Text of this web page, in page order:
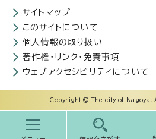
サイトマップ
このサイトについて
個人情報の取り扱い
著作権・リンク・免責事項
ウェブアクセシビリティについて
Copyright © The city of Nagoya.